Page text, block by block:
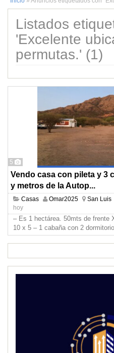
Listados
'Excelente
permutas.' (1)
5
Vendo casa con pileta y 3
y metros de la Autop...
Casas Omar2025 San Luis
hoy
– Es 1 hectárea. 50mts de frente
10 x 5 – ⁠1 cabaña con 2